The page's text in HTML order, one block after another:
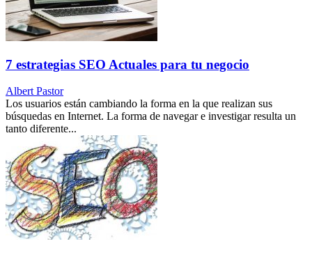
7 estrategias SEO Actuales para tu negocio
Albert Pastor
Los usuarios están cambiando la forma en la que realizan sus
búsquedas en Internet. La forma de navegar e investigar resulta un
tanto diferente...